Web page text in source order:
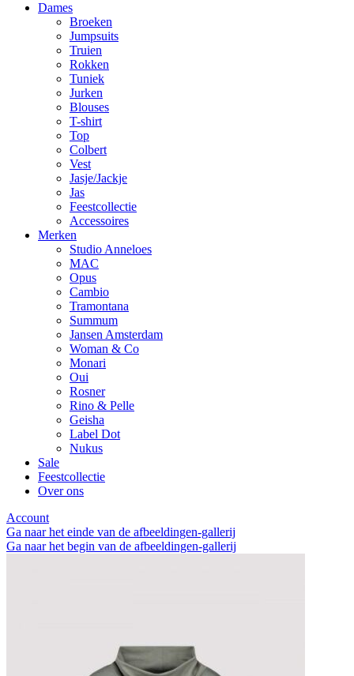
Dames
Broeken
Jumpsuits
Truien
Rokken
Tuniek
Jurken
Blouses
T-shirt
Top
Colbert
Vest
Jasje/Jackje
Jas
Feestcollectie
Accessoires
Merken
Studio Anneloes
MAC
Opus
Cambio
Tramontana
Summum
Jansen Amsterdam
Woman & Co
Monari
Oui
Rosner
Rino & Pelle
Geisha
Label Dot
Nukus
Sale
Feestcollectie
Over ons
Account
Ga naar het einde van de afbeeldingen-gallerij
Ga naar het begin van de afbeeldingen-gallerij